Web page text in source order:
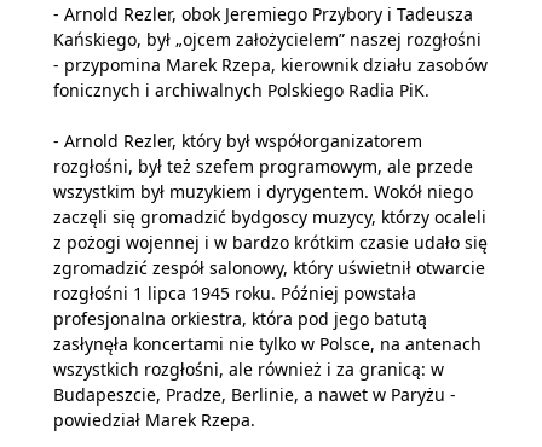
- Arnold Rezler, obok Jeremiego Przybory i Tadeusza
Kańskiego, był „ojcem założycielem” naszej rozgłośni
- przypomina Marek Rzepa, kierownik działu zasobów
fonicznych i archiwalnych Polskiego Radia PiK.
- Arnold Rezler, który był współorganizatorem
rozgłośni, był też szefem programowym, ale przede
wszystkim był muzykiem i dyrygentem. Wokół niego
zaczęli się gromadzić bydgoscy muzycy, którzy ocaleli
z pożogi wojennej i w bardzo krótkim czasie udało się
zgromadzić zespół salonowy, który uświetnił otwarcie
rozgłośni 1 lipca 1945 roku. Później powstała
profesjonalna orkiestra, która pod jego batutą
zasłynęła koncertami nie tylko w Polsce, na antenach
wszystkich rozgłośni, ale również i za granicą: w
Budapeszcie, Pradze, Berlinie, a nawet w Paryżu -
powiedział Marek Rzepa.